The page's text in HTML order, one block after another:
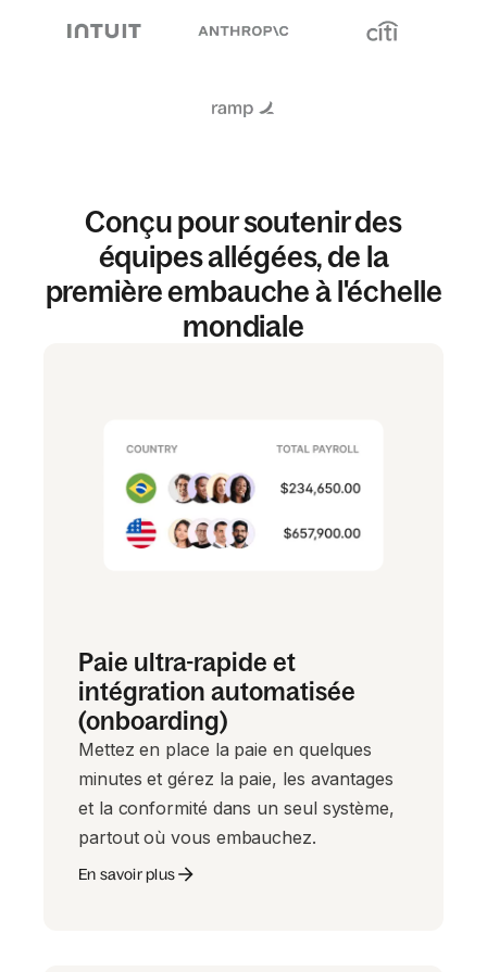
Conçu pour soutenir des
équipes allégées, de la
première embauche à l'échelle
mondiale
Paie ultra-rapide et
intégration automatisée
(onboarding)
Mettez en place la paie en quelques
minutes et gérez la paie, les avantages
et la conformité dans un seul système,
partout où vous embauchez.
En savoir plus